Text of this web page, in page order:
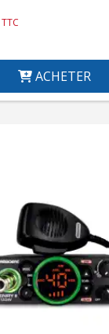
TTC
ACHETER